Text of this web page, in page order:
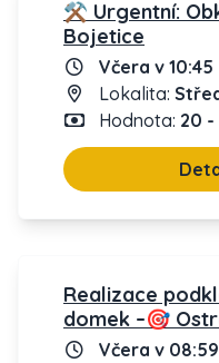
⚒️ Urgentní:
Bojetice
Včera v 10:45
Lokalita:
Hodnota: 20 -
Realizace
domek –🎯
Včera v 08:59